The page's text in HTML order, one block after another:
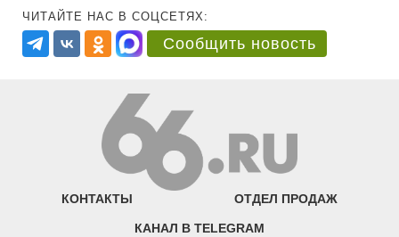
ЧИТАЙТЕ НАС В СОЦСЕТЯХ:
Сообщить новость
КОНТАКТЫ ОТДЕЛ ПРОДАЖ
КАНАЛ В TELEGRAM